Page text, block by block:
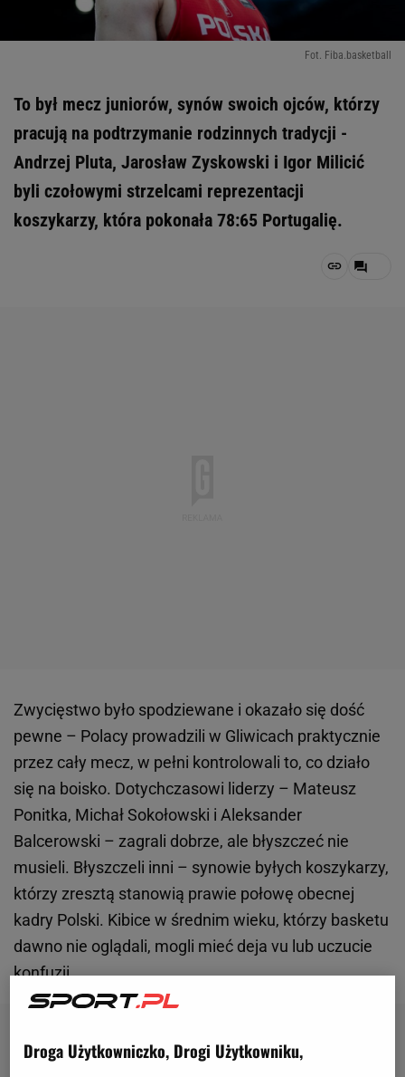
Fot. Fiba.basketball
To był mecz juniorów, synów swoich ojców, którzy
pracują na podtrzymanie rodzinnych tradycji -
Andrzej Pluta, Jarosław Zyskowski i Igor Milicić
byli czołowymi strzelcami reprezentacji
koszykarzy, która pokonała 78:65 Portugalię.
Zwycięstwo było spodziewane i okazało się dość
pewne – Polacy prowadzili w Gliwicach praktycznie
przez cały mecz, w pełni kontrolowali to, co działo
się na boisko. Dotychczasowi liderzy – Mateusz
Ponitka, Michał Sokołowski i Aleksander
Balcerowski – zagrali dobrze, ale błyszczeć nie
musieli. Błyszczeli inni – synowie byłych koszykarzy,
którzy zresztą stanowią prawie połowę obecnej
kadry Polski. Kibice w średnim wieku, którzy basketu
dawno nie oglądali, mogli mieć deja vu lub uczucie
konfuzji.
Droga Użytkowniczko, Drogi Użytkowniku,